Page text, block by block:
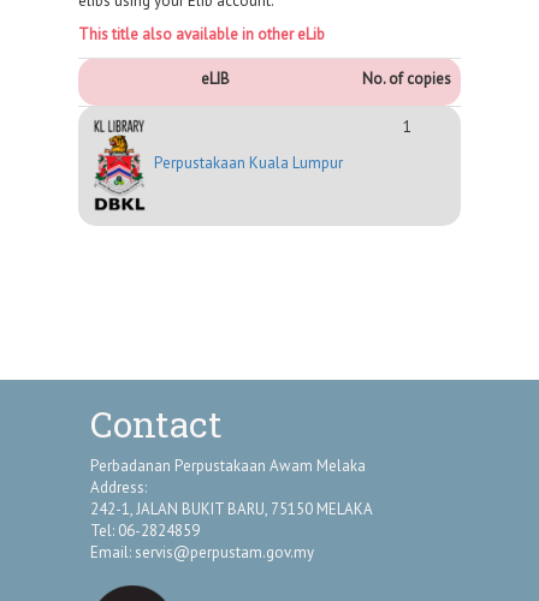
This title also available in other eLib
eLIB No. of copies
Perpustakaan Kuala Lumpur
1
Contact
Perbadanan Perpustakaan Awam Melaka
Address:
242-1, JALAN BUKIT BARU, 75150 MELAKA
Tel: 06-2824859
Email: servis@perpustam.gov.my